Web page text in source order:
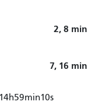
2, 8 min
7, 16 min